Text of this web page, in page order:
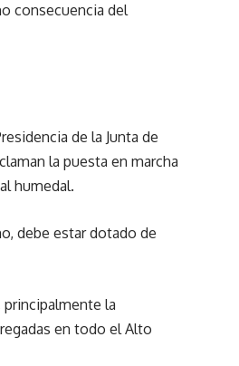
consecuencia del
de la Junta de
la puesta en marcha
humedal.
debe estar dotado de
la
en todo el Alto